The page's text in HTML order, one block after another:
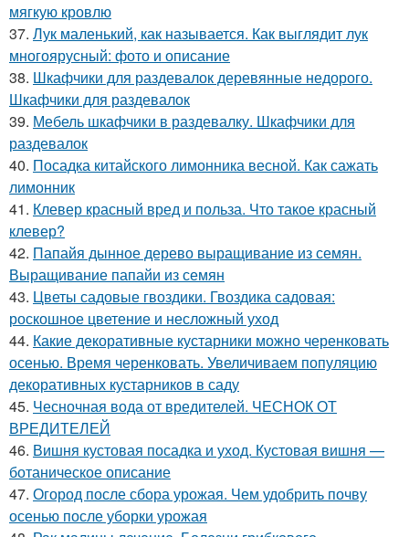
мягкую кровлю
37. Лук маленький, как называется. Как выглядит лук
многоярусный: фото и описание
38. Шкафчики для раздевалок деревянные недорого.
Шкафчики для раздевалок
39. Мебель шкафчики в раздевалку. Шкафчики для
раздевалок
40. Посадка китайского лимонника весной. Как сажать
лимонник
41. Клевер красный вред и польза. Что такое красный
клевер?
42. Папайя дынное дерево выращивание из семян.
Выращивание папайи из семян
43. Цветы садовые гвоздики. Гвоздика садовая:
роскошное цветение и несложный уход
44. Какие декоративные кустарники можно черенковать
осенью. Время черенковать. Увеличиваем популяцию
декоративных кустарников в саду
45. Чесночная вода от вредителей. ЧЕСНОК ОТ
ВРЕДИТЕЛЕЙ
46. Вишня кустовая посадка и уход. Кустовая вишня —
ботаническое описание
47. Огород после сбора урожая. Чем удобрить почву
осенью после уборки урожая